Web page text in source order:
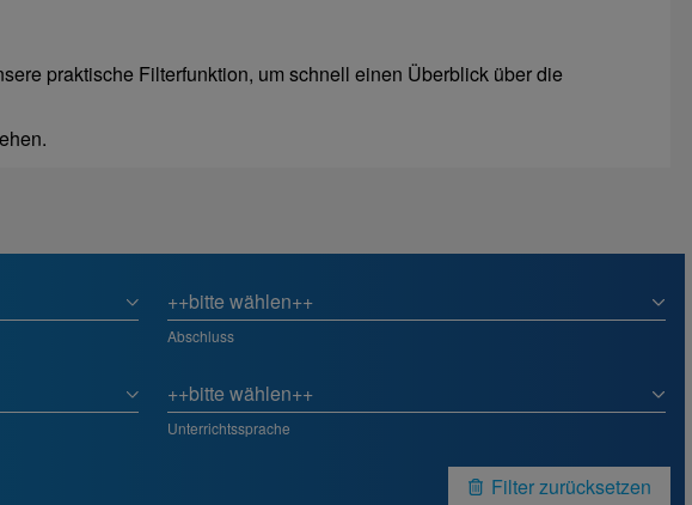
praktische Filterfunktion, um schnell einen Überblick über die
Abschluss
Unterrichtssprache
Filter zurücksetzen